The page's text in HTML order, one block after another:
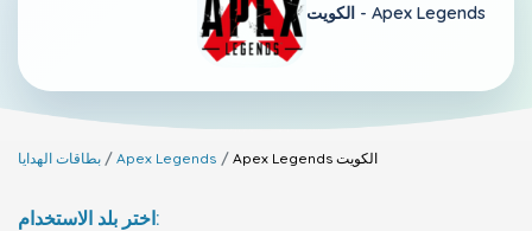
الكويت - Apex Legends
بطاقات الهدايا Apex Legends Apex Legends الكويت
اختر بلد الاستخدام: